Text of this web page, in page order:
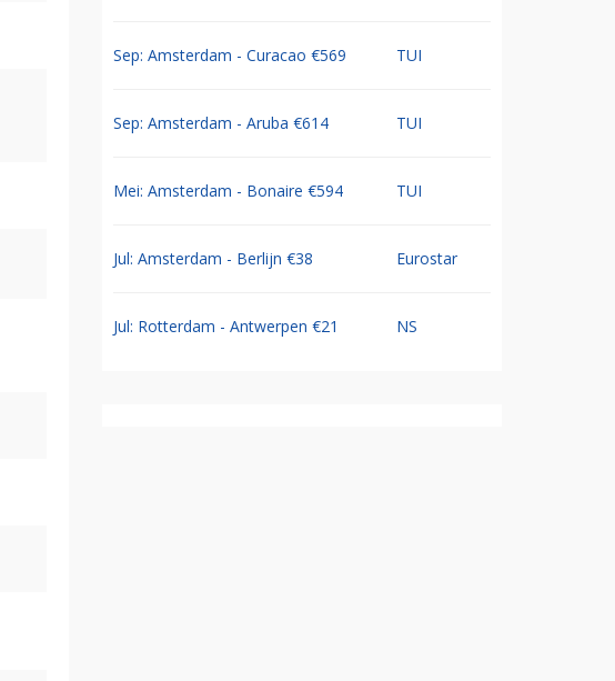
Sep: Amsterdam - Curacao €569 TUI
Sep: Amsterdam - Aruba €614 TUI
Mei: Amsterdam - Bonaire €594 TUI
Jul: Amsterdam - Berlijn €38 Eurostar
Jul: Rotterdam - Antwerpen €21 NS